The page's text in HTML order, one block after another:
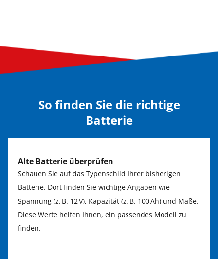
So finden Sie die richtige
Batterie
Alte Batterie überprüfen
Schauen Sie auf das Typenschild Ihrer bisherigen
Batterie. Dort finden Sie wichtige Angaben wie
Spannung (z. B. 12 V), Kapazität (z. B. 100 Ah) und Maße.
Diese Werte helfen Ihnen, ein passendes Modell zu
finden.